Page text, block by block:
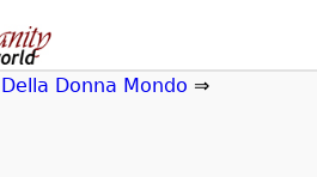
Donna Mondo ⇒